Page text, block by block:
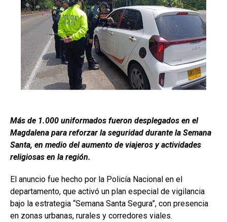
Más de 1.000 uniformados fueron desplegados en el
Magdalena para reforzar la seguridad durante la Semana
Santa, en medio del aumento de viajeros y actividades
religiosas en la región.
El anuncio fue hecho por la Policía Nacional en el
departamento, que activó un plan especial de vigilancia
bajo la estrategia “Semana Santa Segura”, con presencia
en zonas urbanas, rurales y corredores viales.